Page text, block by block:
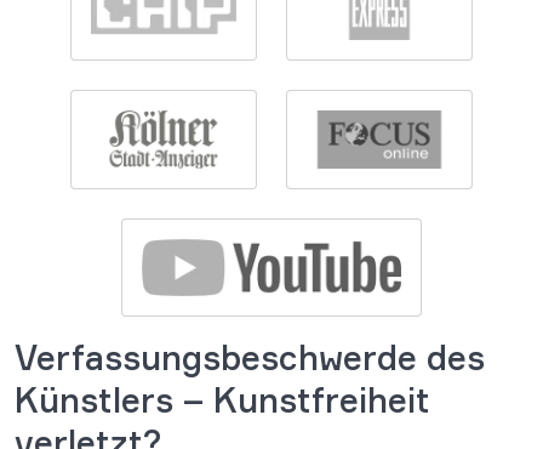
Verfassungsbeschwerde des
Künstlers – Kunstfreiheit